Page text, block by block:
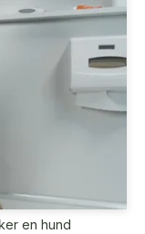
en hund